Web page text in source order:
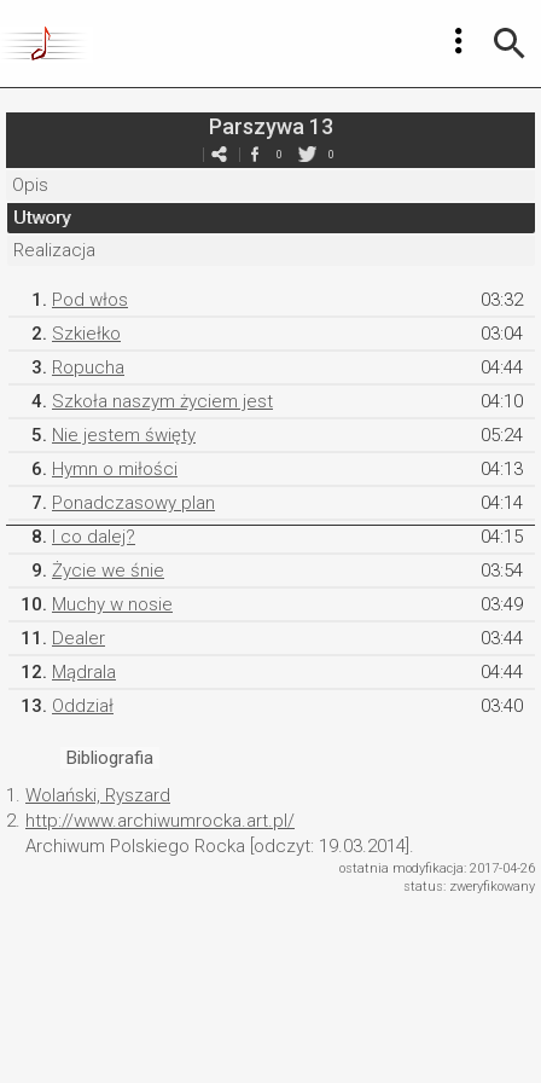
Parszywa 13
0 0
Opis
Utwory
Realizacja
1. Pod włos
03:32
2. Szkiełko
03:04
3. Ropucha
04:44
4. Szkoła naszym życiem jest
04:10
5. Nie jestem święty
05:24
6. Hymn o miłości
04:13
7. Ponadczasowy plan
04:14
8. I co dalej?
04:15
9. Życie we śnie
03:54
10. Muchy w nosie
03:49
11. Dealer
03:44
12. Mądrala
04:44
13. Oddział 03:40
Bibliografia
1. Wolański, Ryszard
2. http://www.archiwumrocka.art.pl/
Archiwum Polskiego Rocka [odczyt: 19.03.2014].
ostatnia modyfikacja: 2017-04-26
status: zweryfikowany